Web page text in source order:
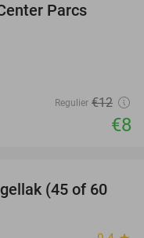
Parcs
Regulier €12
€8
45%
(45 of 60